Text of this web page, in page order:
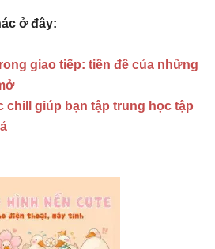
ở đây:
giao tiếp: tiền đề của những
chill giúp bạn tập trung học tập